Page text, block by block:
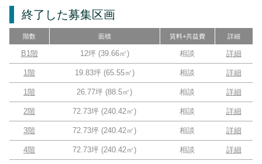
終了した募集区画
階数 面積 賃料+共益費 詳細
B1階 12坪 (39.66㎡) 相談 詳細
1階 19.83坪 (65.55㎡) 相談 詳細
1階 26.77坪 (88.5㎡) 相談 詳細
2階 72.73坪 (240.42㎡) 相談 詳細
3階 72.73坪 (240.42㎡) 相談 詳細
4階 72.73坪 (240.42㎡) 相談 詳細